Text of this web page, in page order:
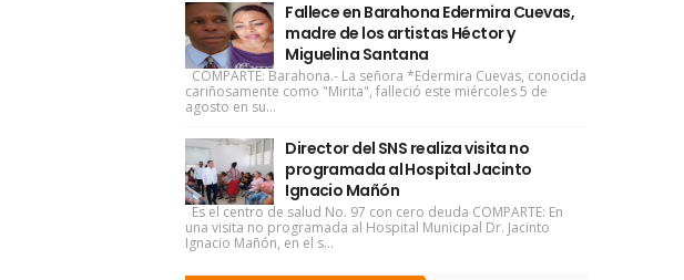
Fallece en Barahona Edermira Cuevas,
madre de los artistas Héctor y
Miguelina Santana
COMPARTE: Barahona.- La señora *Edermira Cuevas, conocida
cariñosamente como "Mirita", falleció este miércoles 5 de
agosto en su...
Director del SNS realiza visita no
programada al Hospital Jacinto
Ignacio Mañón
Es el centro de salud No. 97 con cero deuda COMPARTE: En
una visita no programada al Hospital Municipal Dr. Jacinto
Ignacio Mañón, en el s...